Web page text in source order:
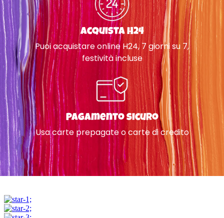
Acquista H24
Puoi acquistare online H24, 7 giorni su 7,
festività incluse
Pagamento sicuro
Usa carte prepagate o carte di credito